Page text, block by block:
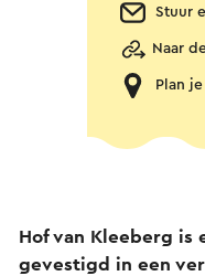
Stuur
Naar
Plan
Hof van Kleeberg is
gevestigd in een